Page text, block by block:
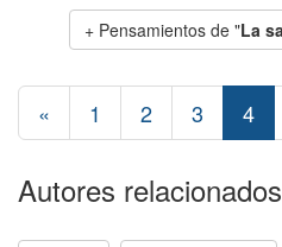
+ Pensamientos de "La
« 1 2 3 4
Autores relacionados